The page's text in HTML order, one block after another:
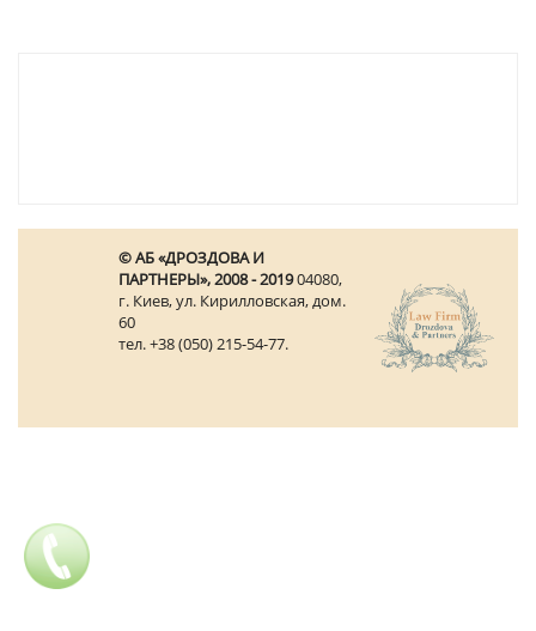
© АБ «ДРОЗДОВА И
ПАРТНЕРЫ», 2008 - 201904080,
г. Киев, ул. Кирилловская, дом.
60
тел. +38 (050) 215-54-77.